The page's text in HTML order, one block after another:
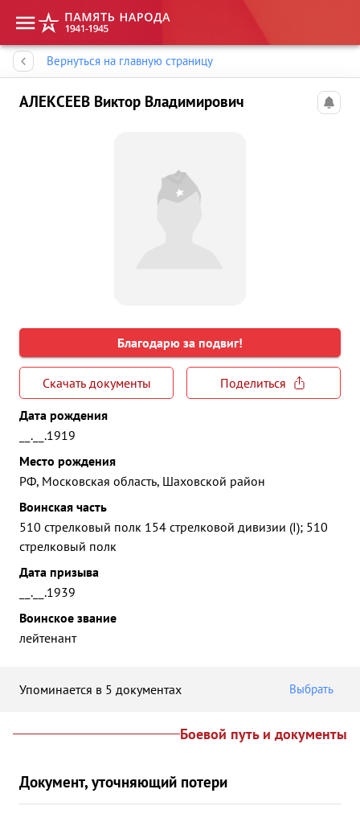
Вернуться на главную страницу
АЛЕКСЕЕВ Виктор Владимирович
Благодарю за подвиг!
Скачать документы
Поделиться
Дата рождения
__.__.1919
Место рождения
РФ, Московская область, Шаховской район
Воинская часть
510 стрелковый полк 154 стрелковой дивизии (I); 510
стрелковый полк
Дата призыва
__.__.1939
Воинское звание
лейтенант
Упоминается в 5 документах Выбрать
Боевой путь и документы
Документ, уточняющий потери
Память народа